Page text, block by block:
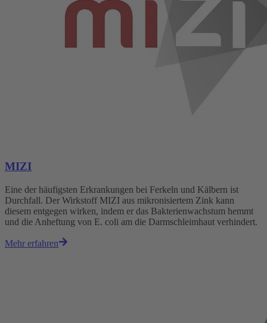
MIZI
Eine der häufigsten Erkrankungen bei Ferkeln und Kälbern ist
Durchfall. Der Wirkstoff MIZI aus mikronisiertem Zink kann
diesem entgegen wirken, indem er das Bakterienwachstum hemmt
und die Anheftung von E. coli am die Darmschleimhaut verhindert.
Mehr erfahren